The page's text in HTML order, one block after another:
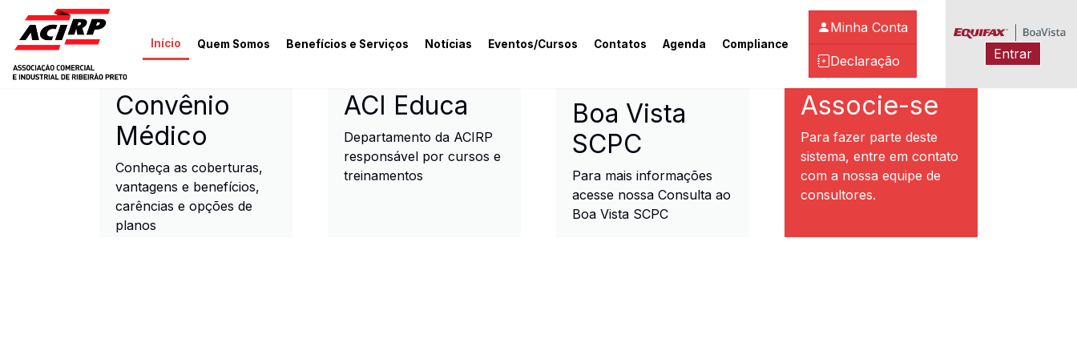
Pular para o conteúdo principal
Início Quem Somos Benefícios e Serviços Notícias Eventos/Cursos Contatos Agenda Compliance
Minha Conta
Declaração Entrar
ACIRP - Associação Comercial e Industrial de Ribeirão Preto
Convênio
Médico
Conheça as coberturas,
vantagens e benefícios,
carências e opções de
planos
ACI Educa
Departamento da ACIRP
responsável por cursos e
treinamentos
Boa Vista
SCPC
Para mais informações
acesse nossa Consulta ao
Boa Vista SCPC
Associe-se
Para fazer parte deste
sistema, entre em contato
com a nossa equipe de
consultores.